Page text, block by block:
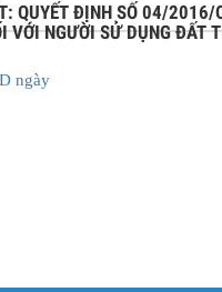
QUYẾT ĐỊNH SỐ 04/
VỚI NGƯỜI SỬ DỤNG ĐẤT
ngày